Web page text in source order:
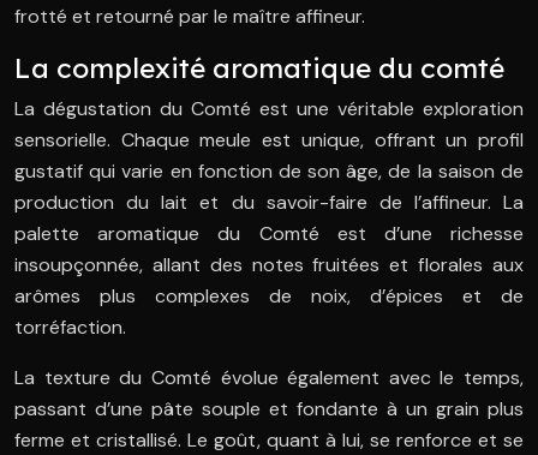
frotté et retourné par le maître affineur.
La complexité aromatique du comté
La dégustation du Comté est une véritable exploration
sensorielle. Chaque meule est unique, offrant un profil
gustatif qui varie en fonction de son âge, de la saison de
production du lait et du savoir-faire de l’affineur. La
palette aromatique du Comté est d’une richesse
insoupçonnée, allant des notes fruitées et florales aux
arômes plus complexes de noix, d’épices et de
torréfaction.
La texture du Comté évolue également avec le temps,
passant d’une pâte souple et fondante à un grain plus
ferme et cristallisé. Le goût, quant à lui, se renforce et se